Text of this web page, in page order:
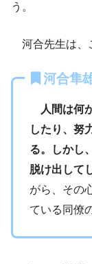
う。
河合先生は、
河合隼
人間は何
したり、努
る。しかし
脱け出して
がら、その
ている同僚